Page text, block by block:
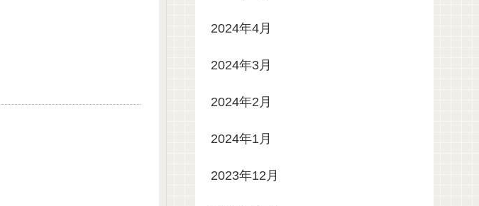
2024年4月
2024年3月
2024年2月
2024年1月
2023年12月